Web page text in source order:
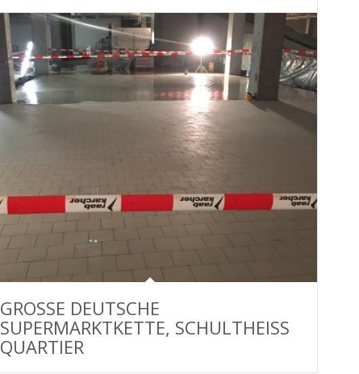
GROSSE DEUTSCHE S
UPERMARKTKETTE, SCHULTHEISS Q
UARTIER